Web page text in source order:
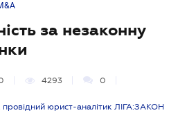
за незаконну
4293 0
юрист-аналітик ЛІГА:ЗАКОН